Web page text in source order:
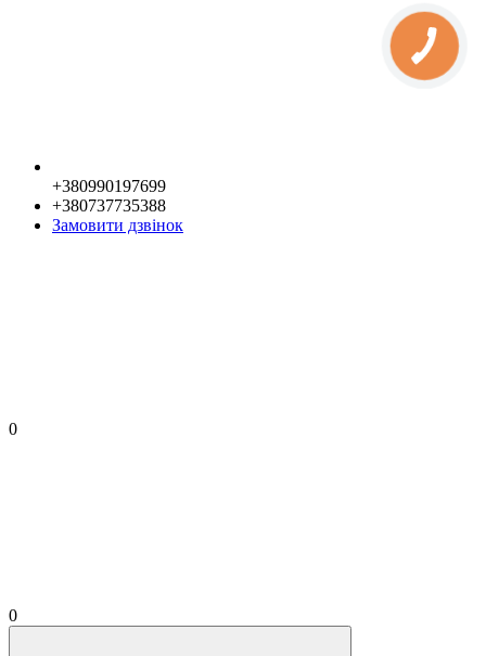
+380990197699
+380737735388
Замовити дзвінок
0
0